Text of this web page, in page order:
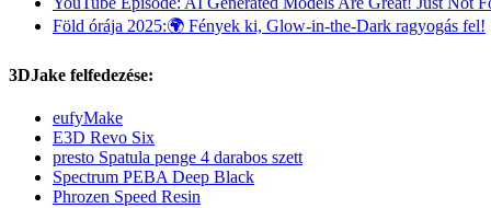
Föld órája 2025:🌍 Fények ki, Glow-in-the-Dark ragyogás fel!
3DJake felfedezése:
eufyMake
E3D Revo Six
presto Spatula penge 4 darabos szett
Spectrum PEBA Deep Black
Phrozen Speed Resin